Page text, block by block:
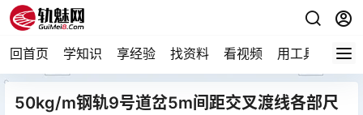
回首页 学知识 享经验 找资料 看视频 用工具 论技
50kg/m钢轨9号道岔5m间距交叉渡线各部尺